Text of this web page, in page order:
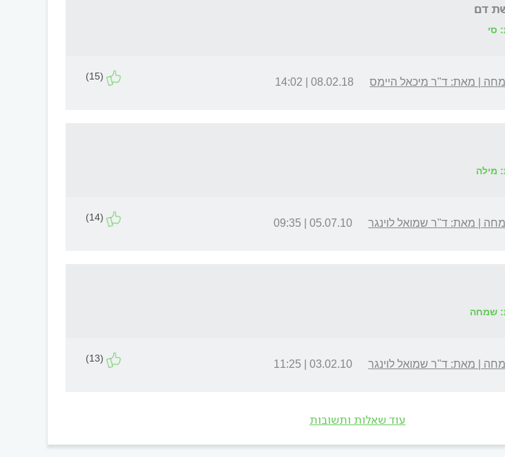
דם
| מאת: ד"ר מיכאל היימס 08.02.18 | 14:02
(15)
| מאת: ד"ר שמואל לוינגר 05.07.10 | 09:35
(14)
| מאת: ד"ר שמואל לוינגר 03.02.10 | 11:25
(13)
עוד שאלות ותשובות